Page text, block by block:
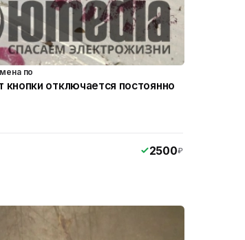
по
кнопки отключается постоянно
2500₽